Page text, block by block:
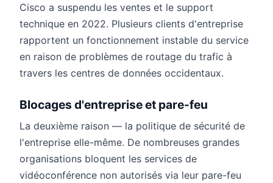
Cisco a suspendu les ventes et le support
technique en 2022. Plusieurs clients d'entreprise
rapportent un fonctionnement instable du service
en raison de problèmes de routage du trafic à
travers les centres de données occidentaux.
Blocages d'entreprise et pare-feu
La deuxième raison — la politique de sécurité de
l'entreprise elle-même. De nombreuses grandes
organisations bloquent les services de
vidéoconférence non autorisés via leur pare-feu